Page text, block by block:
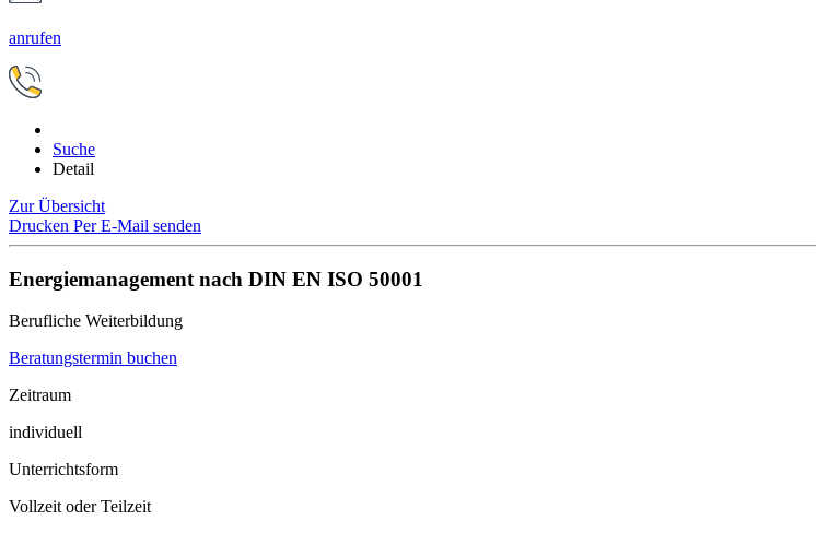
anrufen
Suche
Detail
Zur Übersicht
Drucken Per E-Mail senden
Energiemanagement nach DIN EN ISO 50001
Berufliche Weiterbildung
Beratungstermin buchen
Zeitraum
individuell
Unterrichtsform
Vollzeit oder Teilzeit